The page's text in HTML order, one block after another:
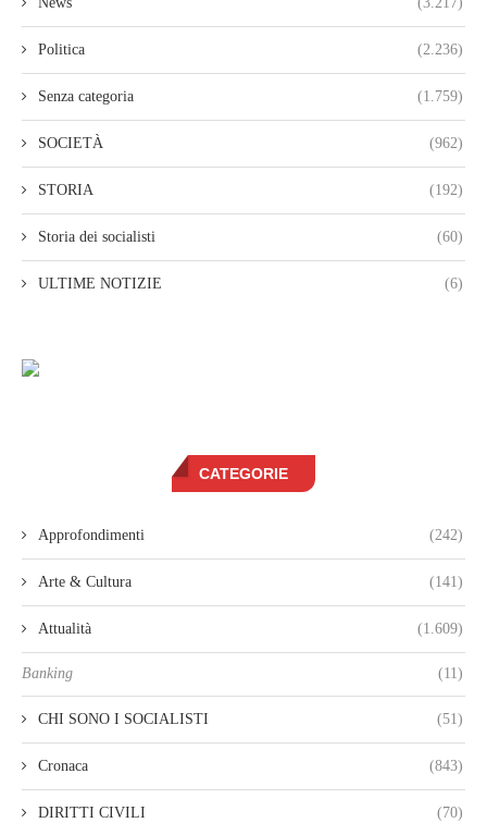
Politica (2.236)
Senza categoria (1.759)
SOCIETÀ (962)
STORIA (192)
Storia dei socialisti (60)
ULTIME NOTIZIE (6)
CATEGORIE
Approfondimenti (242)
Arte & Cultura (141)
Attualità (1.609)
Banking (11)
CHI SONO I SOCIALISTI (51)
Cronaca (843)
DIRITTI CIVILI (70)